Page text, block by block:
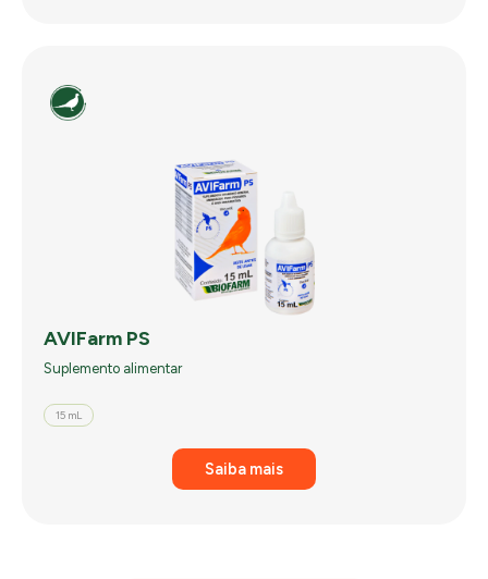
AVIFarm PS
Suplemento alimentar
15 mL
Saiba mais